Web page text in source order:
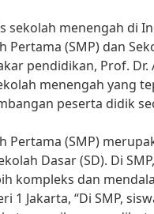
sekolah menengah di
Pertama (SMP) dan
pendidikan, Prof. Dr.
menengah yang
peserta didik
Pertama (SMP)
Dasar (SD). Di
kompleks dan
1 Jakarta, “Di SMP,